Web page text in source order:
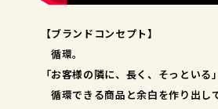
【ブランドコンセプト】
循環。
「お客様の隣に、長く、そっといる」
循環できる商品と余白を作り出し